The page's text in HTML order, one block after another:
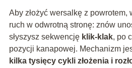
Aby złożyć wersalkę z powrotem,
ruch w odwrotną stronę: znów
słyszysz sekwencję klik-klak, po
pozycji kanapowej. Mechanizm
kilka tysięcy cykli złożenia i